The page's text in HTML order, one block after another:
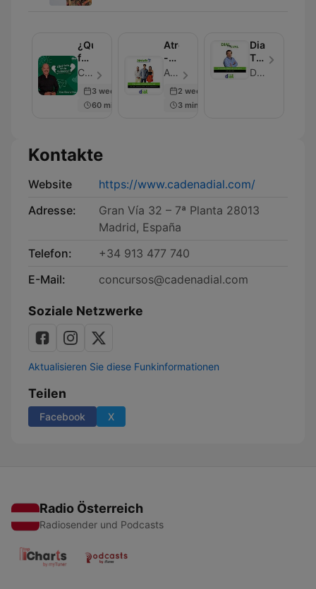
¿Qué
falló
en
vuestro?
Cadena Dial - Folge 50
3 weeks ago
60 min
Atrévete
-
Las
Bromas
de
Isidro
Atrévete - Folge 50
2 weeks ago
3 min
Dial
Tal
Cual
Dial Tal Cual
Kontakte
Website
https://www.cadenadial.com/
Adresse:
Gran Vía 32 – 7ª Planta 28013
Madrid, España
Telefon:
+34 913 477 740
E-Mail:
concursos@cadenadial.com
Soziale Netzwerke
Aktualisieren Sie diese Funkinformationen
Teilen
Facebook X
Radio Österreich
Radiosender und Podcasts